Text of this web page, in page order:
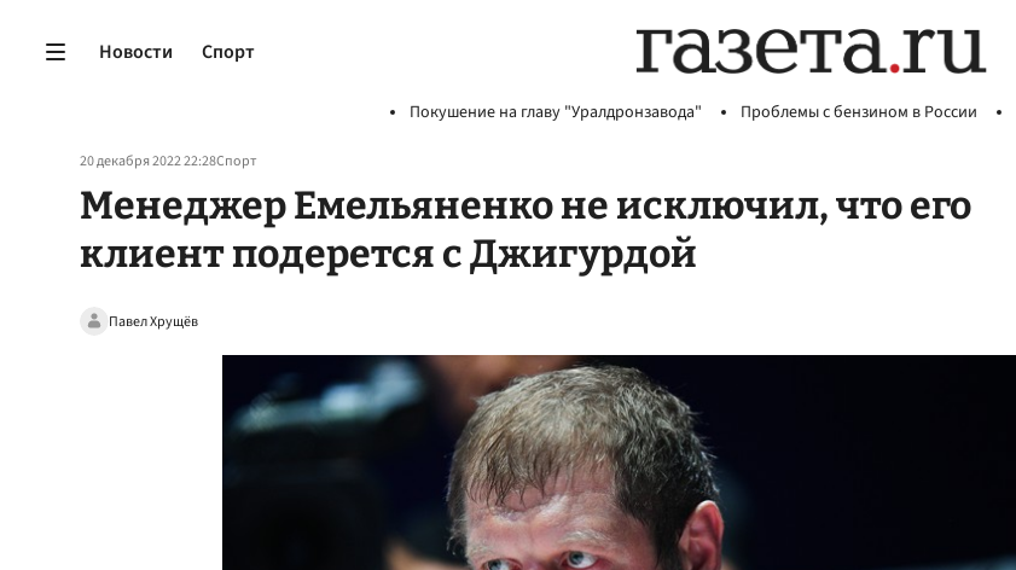
Новости Спорт
Покушение на главу "Уралдронзавода" Проблемы с бензином в России
20 декабря 2022 22:28Спорт
Менеджер Емельяненко не исключил, что его
клиент подерется с Джигурдой
Павел Хрущёв